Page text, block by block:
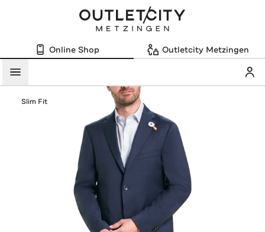
Online Shop Outletcity Metzingen
Menü
Slim Fit